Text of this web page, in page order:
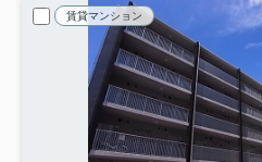
賃貸マンション